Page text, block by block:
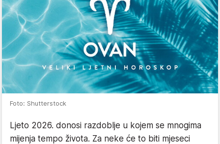
Foto: Shutterstock
Ljeto 2026. donosi razdoblje u kojem se mnogima
mijenja tempo života. Za neke će to biti mjeseci